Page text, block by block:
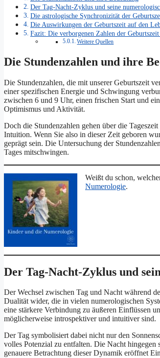
Der Tag-Nacht-Zyklus und seine
Die astrologische Synchronizität der
Die Auswirkungen der Geburtszeit auf den
Fazit: Die verborgenen Zahlen der Geburtszeit
Weitere Quellen
Die Stundenzahlen und ihre
Die Stundenzahlen, die mit unserer Geburtszeit
einer spezifischen Energie und Schwingung
zwischen 6 und 9 Uhr, einen frischen Start und
Optimismus und Aktivität.
Doch die Stundenzahlen gehen über die
Intuition. Wenn Sie also in dieser Zeit geboren
geprägt sein. Die Untersuchung der
Tages mitschwingen.
Weißt du schon,
Numerologie.
Der Tag-Nacht-Zyklus und
Der Wechsel zwischen Tag und Nacht während
Dualität wider, die in vielen numerologischen
eine stärkere Verbindung zu äußeren Einflüssen
möglicherweise introspektiver und intuitiver sind.
Der Tag symbolisiert dabei nicht nur den
volles Potenzial zu entfalten. Die Nacht
genauere Betrachtung dieser Dynamik eröffnet